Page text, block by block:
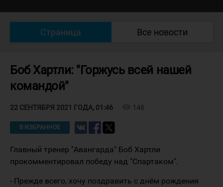
Страница Все новости
Боб Хартли: "Горжусь всей нашей
командой"
22 СЕНТЯБРЯ 2021 ГОДА, 01:46 146
В ИЗБРАННОЕ
Главный тренер "Авангарда" Боб Хартли
прокомментировал победу над "Спартаком".
- Прежде всего, хочу поздравить с днём рождения